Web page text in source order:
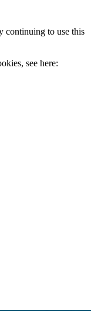
continuing to use this
see here: